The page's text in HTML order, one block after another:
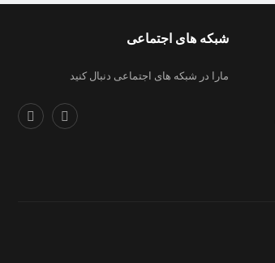
شبکه های اجتماعی
مارا در شبکه های اجتماعی دنبال کنید